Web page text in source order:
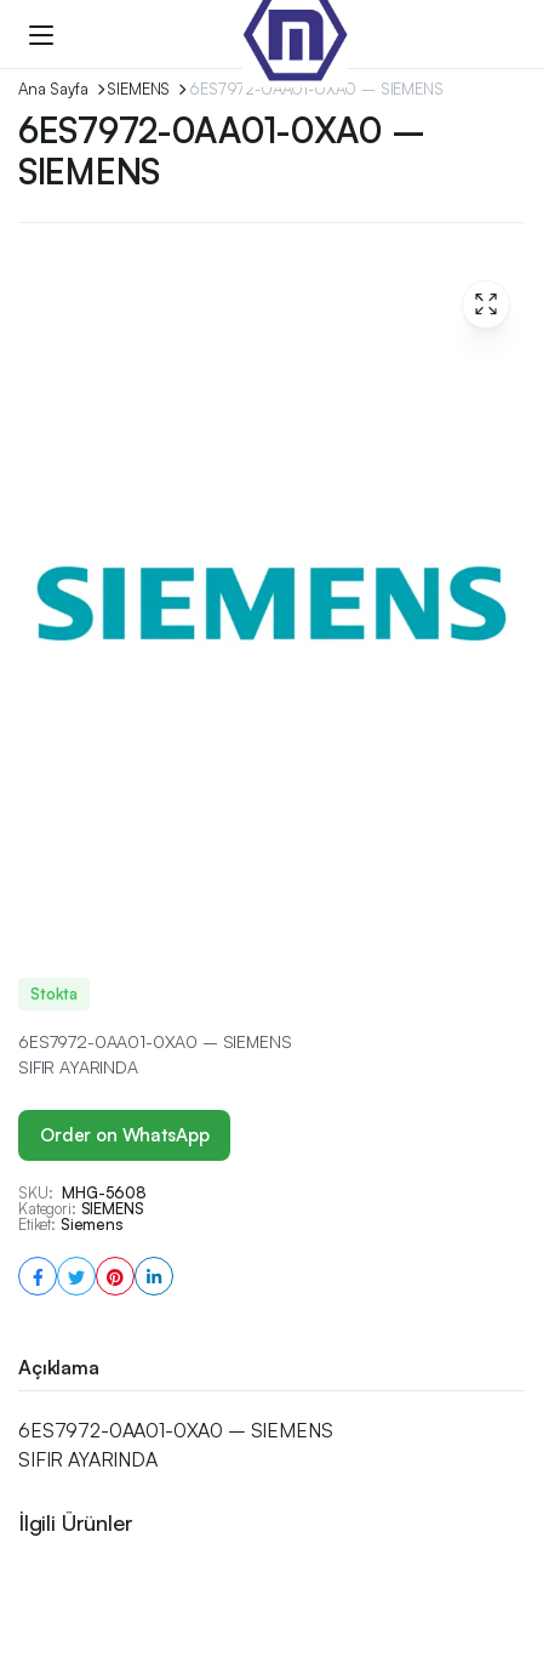
Ana Sayfa SIEMENS 6ES7972-0AA01-0XA0 – SIEMENS
6ES7972-0AA01-0XA0 –
SIEMENS
Stokta
6ES7972-0AA01-0XA0 – SIEMENS
SIFIR AYARINDA
Order on WhatsApp
SKU: MHG-5608
Kategori: SIEMENS
Etiket: Siemens
Açıklama
6ES7972-0AA01-0XA0 – SIEMENS
SIFIR AYARINDA
İlgili Ürünler